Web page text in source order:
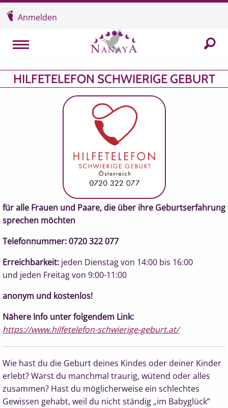
Überspringen und zum Inhalt
Anmelden
MENU In
HILFETELEFON SCHWIERIGE GEBURT
für alle Frauen und Paare, die über ihre Geburtserfahrung
sprechen möchten
Telefonnummer: 0720 322 077
Erreichbarkeit: jeden Dienstag von 14:00 bis 16:00
und jeden Freitag von 9:00-11:00
anonym und kostenlos!
Nähere Info unter folgendem Link:
https://www.hilfetelefon-schwierige-geburt.at/
Wie hast du die Geburt deines Kindes oder deiner Kinder
erlebt? Warst du manchmal traurig, wütend oder alles
zusammen? Hast du möglicherweise ein schlechtes
Gewissen gehabt, weil du nicht ständig „im Babyglück”